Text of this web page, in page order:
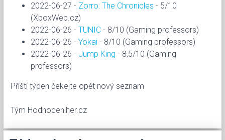
2022-06-27 - Zorro: The Chronicles - 5/10
(XboxWeb.cz)
2022-06-26 - TUNIC - 8/10 (Gaming professors)
2022-06-26 - Yokai - 8/10 (Gaming professors)
2022-06-26 - Jump King - 8,5/10 (Gaming
professors)
Příští týden čekejte opět nový seznam
Tým Hodnoceniher.cz